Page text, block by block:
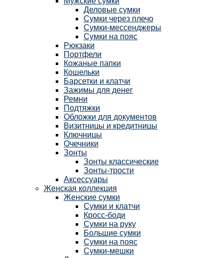
Деловые сумки
Сумки через плечо
Сумки-мессенджеры
Сумки на пояс
Рюкзаки
Портфели
Кожаные папки
Кошельки
Барсетки и клатчи
Зажимы для денег
Ремни
Подтяжки
Обложки для документов
Визитницы и кредитницы
Ключницы
Очечники
Зонты
Зонты классические
Зонты-трости
Аксессуары
Женская коллекция
Женские сумки
Сумки и клатчи
Кросс-боди
Сумки на руку
Большие сумки
Сумки на пояс
Сумки-мешки